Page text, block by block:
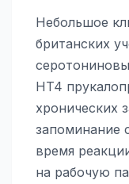
Небольшое
британских
HT4
хронических
запоминание
время
на рабочую